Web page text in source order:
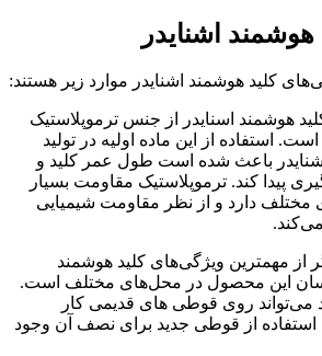
اشنایدر
کلید هوشمند اشنایدر موارد زیر هستند:
هوشمند اسنایدر از جنس ترموپلاستیک
است. استفاده از این ماده اولیه در تولید
اشنایدر باعث شده است طول عمر کلید و
پیدا کند. ترموپلاستیک مقاومت بسیار
مختلف دارد و از نظر مقاومت شیمیایی
از مهمترین ویژگی‌های کلید هوشمند
آسان این محصول در محل‌های مختلف است.
می‌تواند روی قوطی های قدیمی کار
استفاده از قوطی جدید برای نصف آن وجود